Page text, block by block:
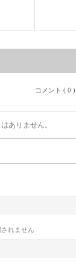
コメント ( 0 )
ありません。
れません